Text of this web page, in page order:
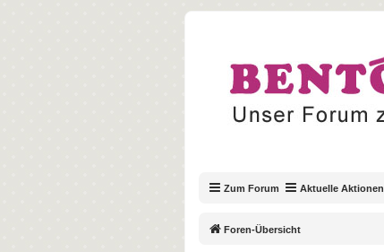
Zum Forum Aktuelle Aktionen
Foren-Übersicht